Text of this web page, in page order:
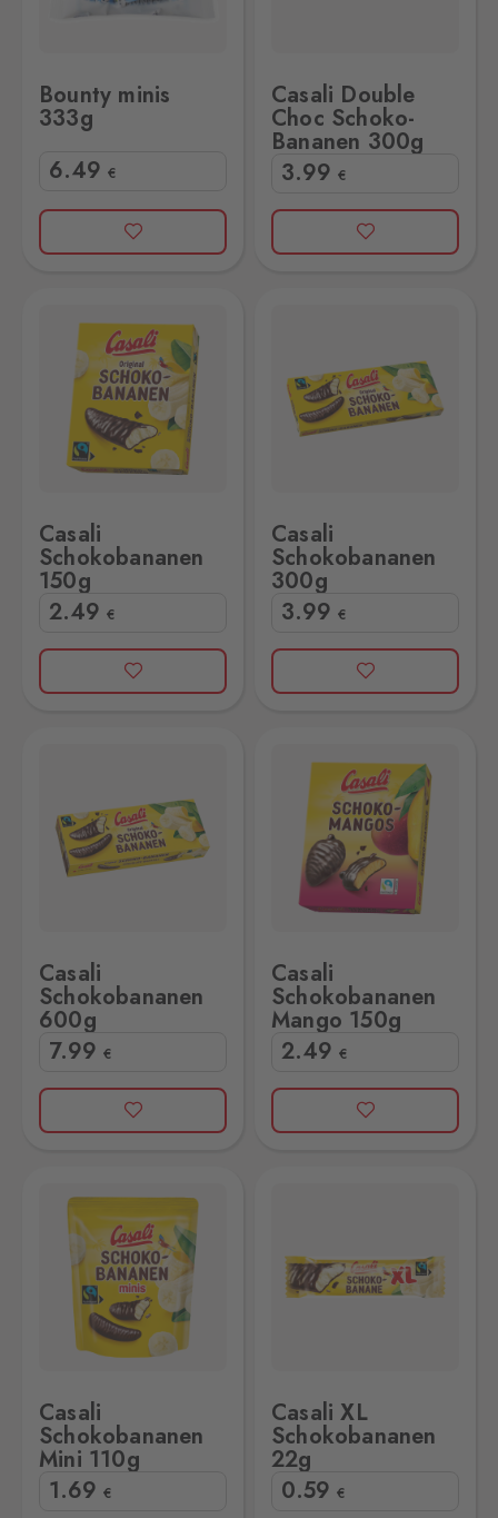
Bounty minis
333g
6.49 €
Casali Double
Choc Schoko-
Bananen 300g
3.99 €
Casali
Schokobananen
150g
2.49 €
Casali
Schokobananen
300g
3.99 €
Casali
Schokobananen
600g
7.99 €
Casali
Schokobananen
Mango 150g
2.49 €
Casali
Schokobananen
Mini 110g
1.69 €
Casali XL
Schokobananen
22g
0.59 €